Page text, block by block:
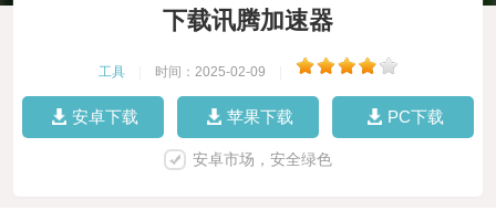
下载讯腾加速器
工具 时间：2025-02-09
安卓下载 苹果下载 PC下载
安卓市场，安全绿色